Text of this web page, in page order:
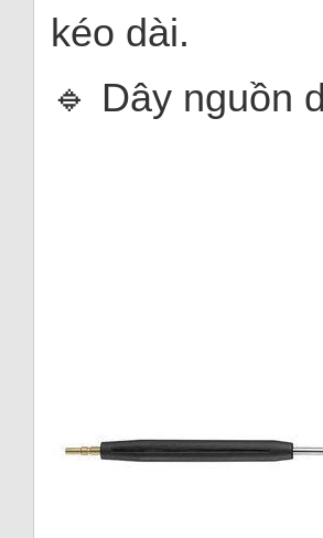
kéo dài.
🔹 Dây nguồn